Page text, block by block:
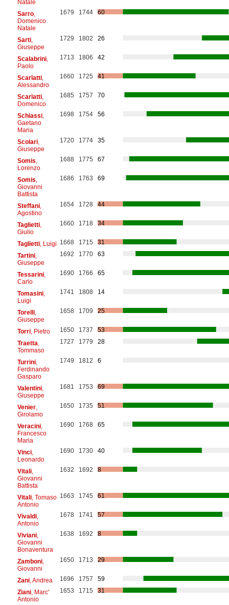
Natale
Sarro,
Domenico
Natale
1679 1744 60
Sarti,
Giuseppe
1729 1802 26
Scalabrini,
Paolo
1713 1806 42
Scarlatti,
Alessandro
1660 1725 41
Scarlatti,
Domenico
1685 1757 70
Schiassi,
Gaetano
Maria
1698 1754 56
Scolari,
Giuseppe
1720 1774 35
Somis
Lorenzo
1688 1775 67
Somis
Giovanni
Battista
1686 1763 69
Steffani,
Agostino
1654 1728 44
Taglietti,
Giulio
1660 1718 34
Taglietti, Luigi 1668 1715
31
Tartini,
Giuseppe
1692 1770 63
Tessarini,
Carlo
1690 1766 65
Tomasini,
Luigi
1741 1808 14
Torelli,
Giuseppe
1658 1709 25
Torri, Pietro 1650 1737
53
Traetta
Tommaso
1727 1779 28
Turrini,
Ferdinando
Gasparo
1749 1812 6
Valentini,
Giuseppe
1681 1753 69
Venier,
Girolamo
1650 1735 51
Veracini,
Francesco
Maria
1690 1768 65
Vinci,
Leonardo
1690 1730 40
Vitali,
Giovanni
Battista
1632 1692 8
Vitali, Tomaso
Antonio
1663 1745 61
Vivaldi,
Antonio
1678 1741 57
Viviani,
Giovanni
Bonaventura
1638 1692 8
Zamboni,
Giovanni
1650 1713 29
Zani, Andrea 1696 1757
59
Ziani, Marc'
Antonio
1653 1715 31